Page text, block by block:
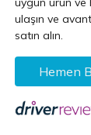
ulaşın ve
satın alın.
Hemen